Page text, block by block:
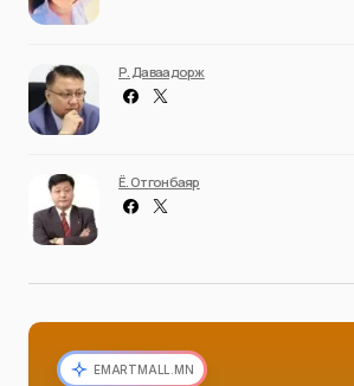
Р. Даваадорж
Ё. Отгонбаяр
EMARTMALL.MN